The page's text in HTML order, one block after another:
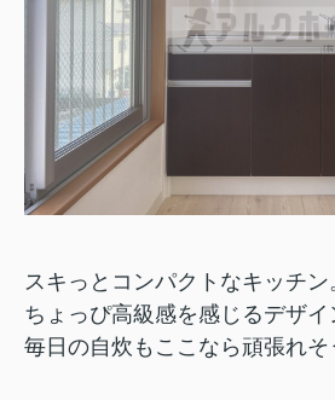
スキっとコンパクトなキッチン
ちょっぴ高級感を感じるデザイ
毎日の自炊もここなら頑張れそ